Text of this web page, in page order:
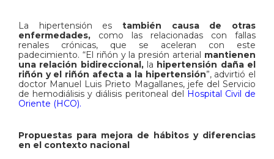
La hipertensión es también causa de otras
enfermedades, como las relacionadas con fallas
renales crónicas, que se aceleran con este
padecimiento. “El riñón y la presión arterial mantienen
una relación bidireccional, la hipertensión daña el
riñón y el riñón afecta a la hipertensión”, advirtió el
doctor Manuel Luis Prieto Magallanes, jefe del Servicio
de hemodiálisis y diálisis peritoneal del Hospital Civil de
Oriente (HCO).
Propuestas para mejora de hábitos y diferencias
en el contexto nacional